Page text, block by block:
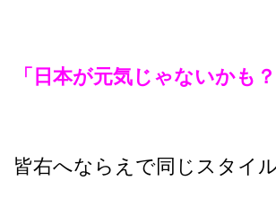
「日本が元気じゃないかも？
皆右へならえで同じスタイル